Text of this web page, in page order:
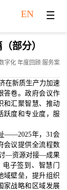
EN
部分）
字化 年度回顾 服务案
在新质生产力加速
答卷。政府会议作
和汇聚智慧、推动
跃度和专业度，服
——2025年，31会
会议提供全流程数
—资源对接—成果
子签到、智慧门
域壁垒，提升组织
家战略和区域发展